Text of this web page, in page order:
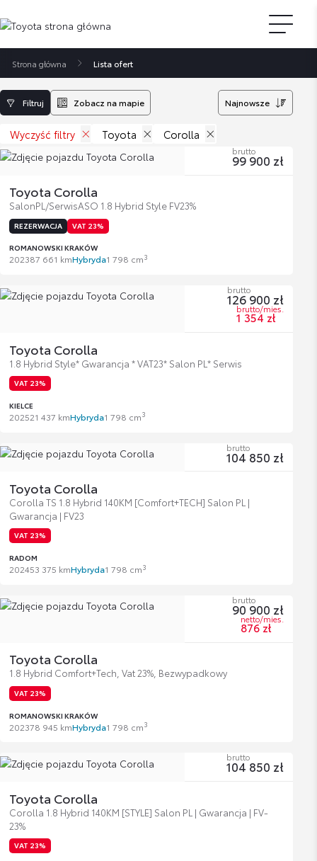
Strona główna Lista ofert
Filtruj Zobacz na mapie Najnowsze
Wyczyść filtry Toyota Corolla
Toyota Corolla
SalonPL/SerwisASO 1.8 Hybrid Style FV23%
REZERWACJA VAT 23%
ROMANOWSKI KRAKÓW
202387 661 kmHybryda1 798 cm3
brutto
99 900 zł
Toyota Corolla
1.8 Hybrid Style* Gwarancja * VAT23* Salon PL* Serwis
VAT 23%
KIELCE
202521 437 kmHybryda1 798 cm3
brutto
126 900 zł
brutto/mies.
1 354 zł
Toyota Corolla
Corolla TS 1.8 Hybrid 140KM [Comfort+TECH] Salon PL |
Gwarancja | FV23
VAT 23%
RADOM
202453 375 kmHybryda1 798 cm3
brutto
104 850 zł
Toyota Corolla
1.8 Hybrid Comfort+Tech, Vat 23%, Bezwypadkowy
VAT 23%
ROMANOWSKI KRAKÓW
202378 945 kmHybryda1 798 cm3
brutto
90 900 zł
netto/mies.
876 zł
Toyota Corolla
Corolla 1.8 Hybrid 140KM [STYLE] Salon PL | Gwarancja | FV-
23%
VAT 23%
brutto
104 850 zł